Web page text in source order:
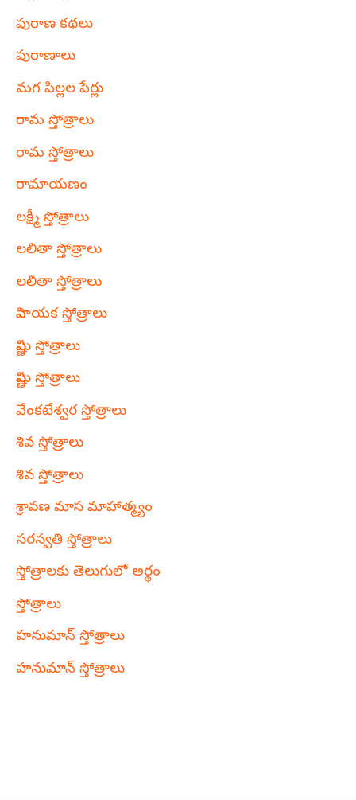
పురాణ కథలు
పురాణాలు
మగ పిల్లల పేర్లు
రామ స్తోత్రాలు
రామ స్తోత్రాలు
రామాయణం
లక్ష్మీ స్తోత్రాలు
లలితా స్తోత్రాలు
లలితా స్తోత్రాలు
వినాయక స్తోత్రాలు
విష్ణు స్తోత్రాలు
విష్ణు స్తోత్రాలు
వేంకటేశ్వర స్తోత్రాలు
శివ స్తోత్రాలు
శివ స్తోత్రాలు
శ్రావణ మాస మాహాత్మ్యం
సరస్వతి స్తోత్రాలు
స్తోత్రాలకు తెలుగులో అర్థం
స్తోత్రాలు
హనుమాన్ స్తోత్రాలు
హనుమాన్ స్తోత్రాలు